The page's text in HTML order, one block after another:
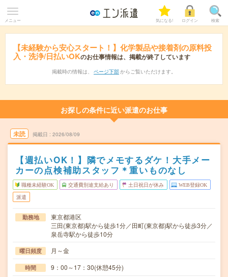
メニュー 気になる! ログイン 検索
【未経験から安心スタート！】化学製品や接着剤の原料投
入・洗浄/日払いOKのお仕事情報は、掲載が終了しています
掲載時の情報は、 ページ下部 からご覧いただけます。
お探しの条件に近い派遣のお仕事
未読 掲載日 2026/08/09
【週払いOK！】隣でメモするダケ！大手メー
カーの点検補助スタッフ＊重いものなし
職種未経験OK 交通費別途支給あり 土日祝日が休み WEB登録OK
派遣
勤務地
東京都港区
三田(東京都)駅から徒歩1分／田町(東京都)駅から徒歩3分／
泉岳寺駅から徒歩10分
曜日頻度 月～金
時間 9：00～17：30(休憩45分)